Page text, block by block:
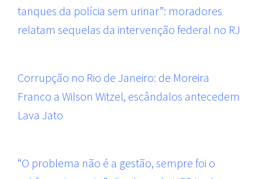
tanques da polícia sem urinar”: moradores
relatam sequelas da intervenção federal no RJ
Corrupção no Rio de Janeiro: de Moreira
Franco a Wilson Witzel, escândalos antecedem
Lava Jato
“O problema não é a gestão, sempre foi o